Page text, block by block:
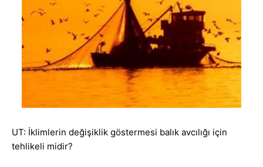
UT: İklimlerin değişiklik göstermesi balık avcılığı için
tehlikeli midir?